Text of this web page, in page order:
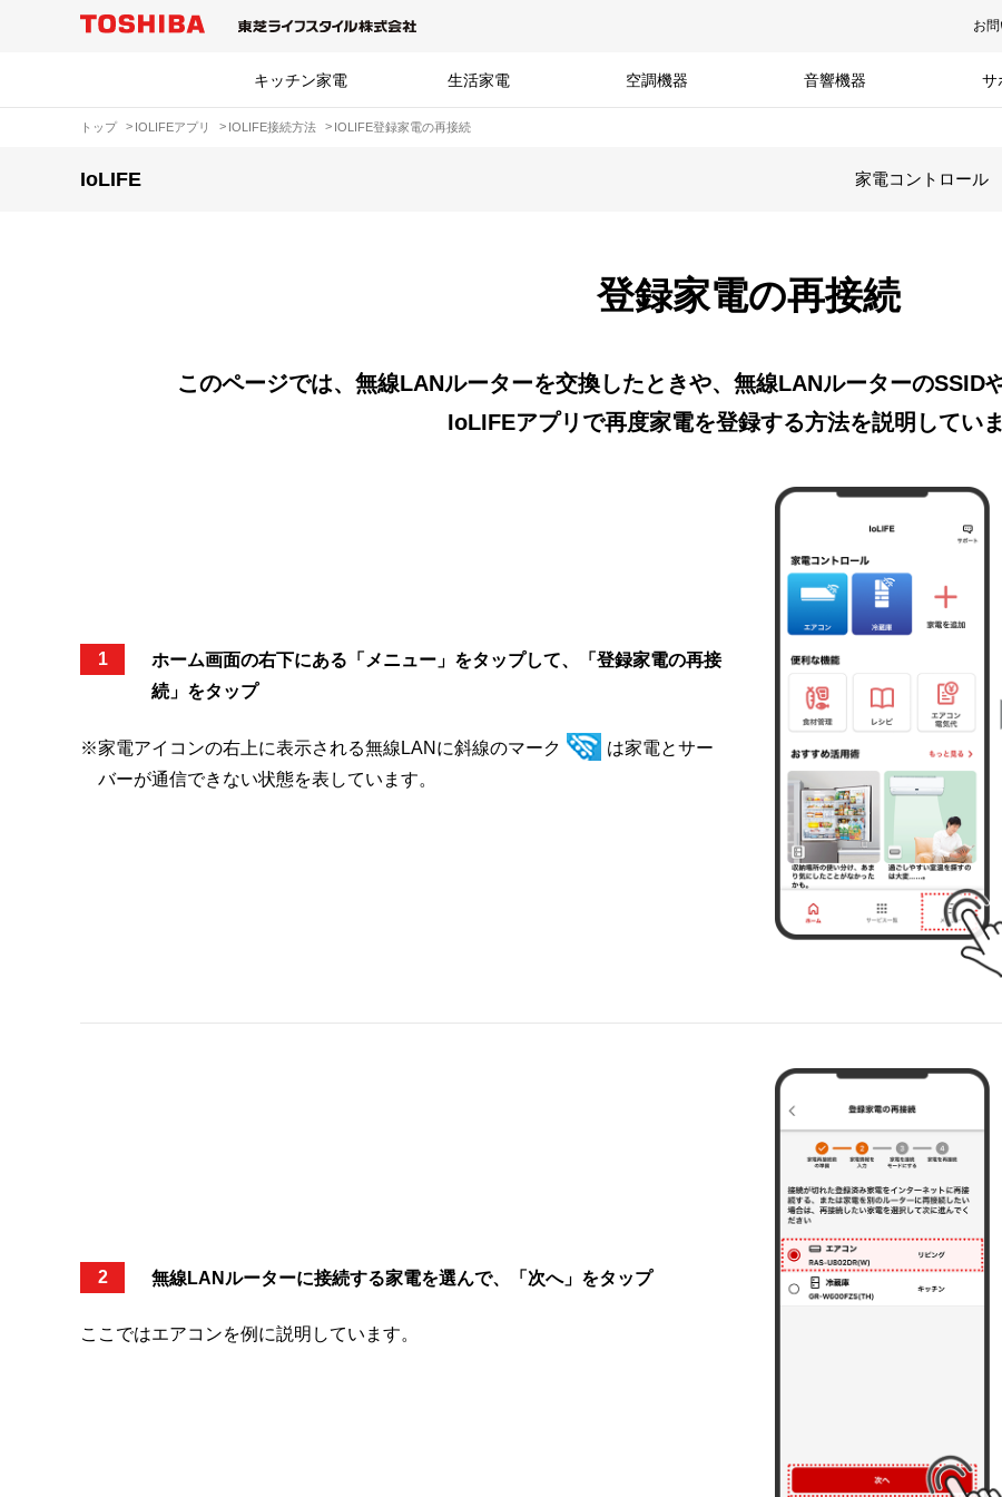
お
キッチン家電 生活家電 空調機器 音響機器 サ
トップ IOLIFEアプリ IOLIFE接続方法 IOLIFE登録家電の再接続
IoLIFE 家電コントロール
登録家電の再接続
このページでは、無線LANルーターを交換したときや、無線LANルーターのSSID
IoLIFEアプリで再度家電を登録する方法を説明していま
1
ホーム画面の右下にある「メニュー」をタップして、「登録家電の再接
続」をタップ
※家電アイコンの右上に表示される無線LANに斜線のマーク
は家電とサー
バーが通信できない状態を表しています。
2 無線LANルーターに接続する家電を選んで、「次へ」をタップ
ここではエアコンを例に説明しています。